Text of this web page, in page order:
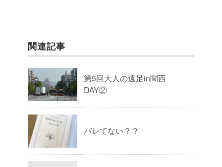
関連記事
第5回大人の遠足in関西
DAY②
バレてない？？